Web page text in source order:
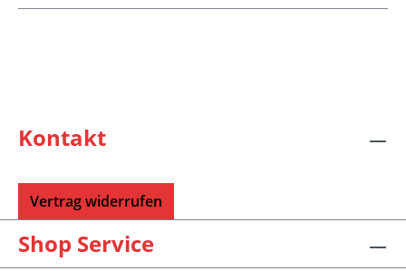
Kontakt
Vertrag widerrufen
Shop Service